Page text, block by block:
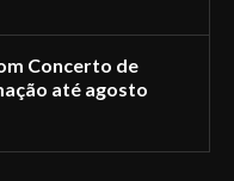
Concerto de
até agosto